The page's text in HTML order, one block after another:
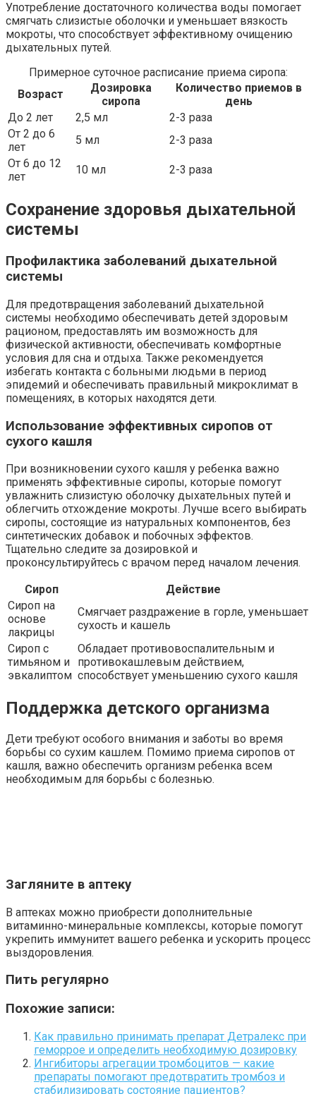
Употребление достаточного количества воды помогает
смягчать слизистые оболочки и уменьшает вязкость
мокроты, что способствует эффективному очищению
дыхательных путей.
Примерное суточное расписание приема сиропа:
Возраст
Дозировка
сиропа
Количество приемов в
день
До 2 лет
2,5 мл
2-3 раза
От 2 до 6
лет
5 мл
2-3 раза
От 6 до 12
лет
10 мл 2-3 раза
Сохранение здоровья дыхательной
системы
Профилактика заболеваний дыхательной
системы
Для предотвращения заболеваний дыхательной
системы необходимо обеспечивать детей здоровым
рационом, предоставлять им возможность для
физической активности, обеспечивать комфортные
условия для сна и отдыха. Также рекомендуется
избегать контакта с больными людьми в период
эпидемий и обеспечивать правильный микроклимат в
помещениях, в которых находятся дети.
Использование эффективных сиропов от
сухого кашля
При возникновении сухого кашля у ребенка важно
применять эффективные сиропы, которые помогут
увлажнить слизистую оболочку дыхательных путей и
облегчить отхождение мокроты. Лучше всего выбирать
сиропы, состоящие из натуральных компонентов, без
синтетических добавок и побочных эффектов.
Тщательно следите за дозировкой и
проконсультируйтесь с врачом перед началом лечения.
Сироп
Действие
Сироп на
основе
лакрицы
Смягчает раздражение в горле, уменьшает
сухость и кашель
Сироп с
тимьяном и
эвкалиптом
Обладает противовоспалительным и
противокашлевым действием,
способствует уменьшению сухого кашля
Поддержка детского организма
Дети требуют особого внимания и заботы во время
борьбы со сухим кашлем. Помимо приема сиропов от
кашля, важно обеспечить организм ребенка всем
необходимым для борьбы с болезнью.
Загляните в аптеку
В аптеках можно приобрести дополнительные
витаминно-минеральные комплексы, которые помогут
укрепить иммунитет вашего ребенка и ускорить процесс
выздоровления.
Пить регулярно
Похожие записи:
Как правильно принимать препарат Детралекс при
геморрое и определить необходимую дозировку
Ингибиторы агрегации тромбоцитов — какие
препараты помогают предотвратить тромбоз и
стабилизировать состояние пациентов?